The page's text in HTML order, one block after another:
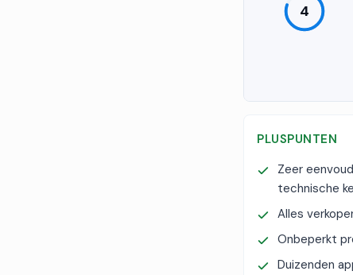
4
PLUSPUNTEN
Zeer
technische
Alles
Onbeperkt
Duizenden